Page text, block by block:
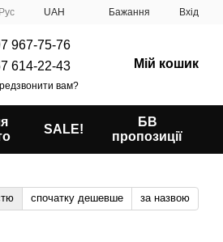
Рус UAH Бажання Вхід
967-75-76
614-22-43
вам?
Мій кошик
SALE!
БВ
пропозиції
спочатку дешевше за назвою